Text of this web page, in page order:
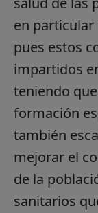
en particular
pues estos
impartidos
teniendo
formación
también
mejorar el
de la
sanitarios